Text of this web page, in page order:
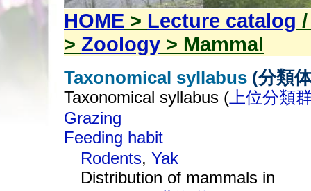
HOME > Lecture catalog
> Zoology > Mammal
Taxonomical syllabus (分類
Taxonomical syllabus ( 上位分類
Grazing
Feeding habit
Rodents, Yak
Distribution of mammals in